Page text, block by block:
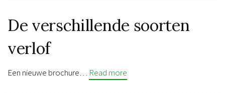
De verschillende soorten
verlof
Een nieuwe brochure… Read more